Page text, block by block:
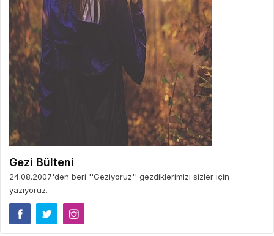
Gezi Bülteni
24.08.2007'den beri ''Geziyoruz'' gezdiklerimizi sizler için
yazıyoruz.